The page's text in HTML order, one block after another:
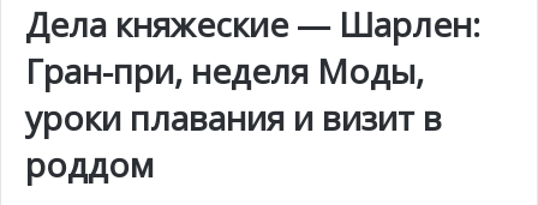
Дела княжеские — Шарлен:
Гран-при, неделя Моды,
уроки плавания и визит в
роддом